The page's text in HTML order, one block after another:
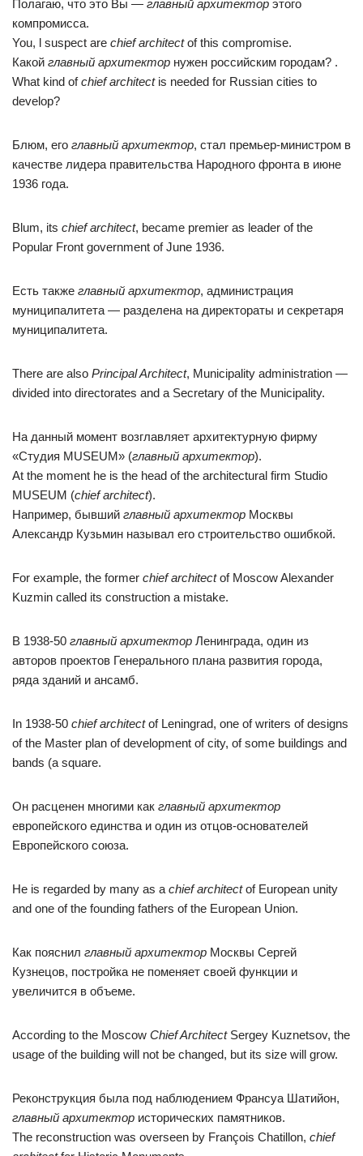
Полагаю, что это Вы — главный архитектор этого
компромисса.
You, l suspect are chief architectof this compromise.
Какой главный архитектор нужен российским городам? .
What kind ofchief architectis needed for Russian cities to
develop?
Блюм, его главный архитектор, стал премьер-министром в
качестве лидера правительства Народного фронта в июне
1936 года.
Blum, its chief architect, became premier as leader of the
Popular Front government of June 1936.
Есть также главный архитектор, администрация
муниципалитета — разделена на директораты и секретаря
муниципалитета.
There are also Principal Architect, Municipality administration —
divided into directorates and a Secretary of the Municipality.
На данный момент возглавляет архитектурную фирму
«Студия MUSEUM» (главный архитектор).
At the moment he is the head of the architectural firm Studio
MUSEUM (chief architect).
Например, бывший главный архитектор Москвы
Александр Кузьмин называл его строительство ошибкой.
For example, the former chief architectof Moscow Alexander
Kuzmin called its construction a mistake.
В 1938-50 главный архитектор Ленинграда, один из
авторов проектов Генерального плана развития города,
ряда зданий и ансамб.
In 1938-50 chief architectof Leningrad, one of writers of designs
of the Master plan of development of city, of some buildings and
bands (a square.
Он расценен многими как главный архитектор
европейского единства и один из отцов-основателей
Европейского союза.
He is regarded by many as a chief architectof European unity
and one of the founding fathers of the European Union.
Как пояснил главный архитектор Москвы Сергей
Кузнецов, постройка не поменяет своей функции и
увеличится в объеме.
According to the Moscow Chief ArchitectSergey Kuznetsov, the
usage of the building will not be changed, but its size will grow.
Реконструкция была под наблюдением Франсуа Шатийон,
главный архитектор исторических памятников.
The reconstruction was overseen by François Chatillon, chief